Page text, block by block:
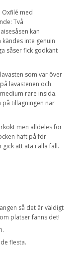
Oxfilé med
Två
kan
inte genuin
såser fick godkänt
som var över
lavastenen och
rare insida.
på tillagningen när
men alldeles för
haft på för
att äta i alla fall.
så det är väldigt
platser fanns det!
flesta.